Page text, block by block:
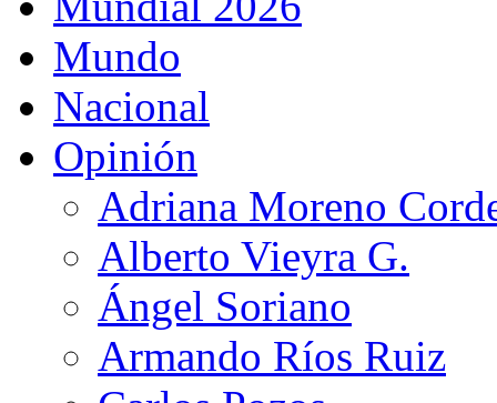
Mundo
Nacional
Opinión
Adriana Moreno
Alberto Vieyra G.
Ángel Soriano
Armando Ríos Ruiz